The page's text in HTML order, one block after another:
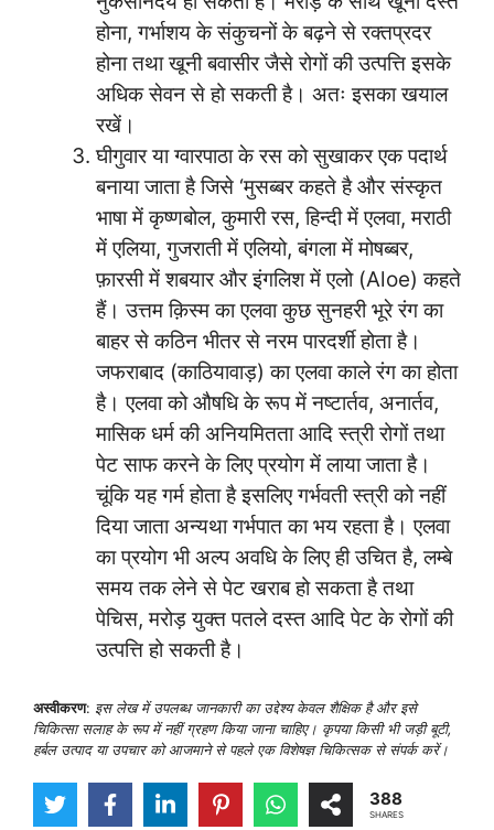
होना, गर्भाशय के संकुचनों के बढ़ने से रक्तप्रदर
होना तथा खूनी बवासीर जैसे रोगों की उत्पत्ति इसके
अधिक सेवन से हो सकती है। अतः इसका खयाल
रखें।
घीगुवार या ग्वारपाठा के रस को सुखाकर एक पदार्थ
बनाया जाता है जिसे ‘मुसब्बर कहते है और संस्कृत
भाषा में कृष्णबोल, कुमारी रस, हिन्दी में एलवा, मराठी
में एलिया, गुजराती में एलियो, बंगला में मोषब्बर,
फ़ारसी में शबयार और इंगलिश में एलो (Aloe) कहते
हैं। उत्तम क़िस्म का एलवा कुछ सुनहरी भूरे रंग का
बाहर से कठिन भीतर से नरम पारदर्शी होता है।
जफराबाद (काठियावाड़) का एलवा काले रंग का होता
है। एलवा को औषधि के रूप में नष्टार्तव, अनार्तव,
मासिक धर्म की अनियमितता आदि स्त्री रोगों तथा
पेट साफ करने के लिए प्रयोग में लाया जाता है।
चूंकि यह गर्म होता है इसलिए गर्भवती स्त्री को नहीं
दिया जाता अन्यथा गर्भपात का भय रहता है। एलवा
का प्रयोग भी अल्प अवधि के लिए ही उचित है, लम्बे
समय तक लेने से पेट खराब हो सकता है तथा
पेचिस, मरोड़ युक्त पतले दस्त आदि पेट के रोगों की
उत्पत्ति हो सकती है।
अस्वीकरण: इस लेख में उपलब्ध जानकारी का उद्देश्य केवल शैक्षिक है और इसे
चिकित्सा सलाह के रूप में नहीं ग्रहण किया जाना चाहिए। कृपया किसी भी जड़ी बूटी,
हर्बल उत्पाद या उपचार को आजमाने से पहले एक विशेषज्ञ चिकित्सक से संपर्क करें।
388
SHARES